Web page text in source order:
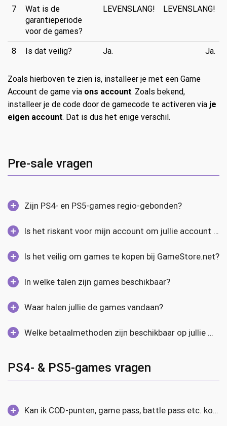
7
Wat is de
garantieperiode
voor de games?
LEVENSLANG! LEVENSLANG!
8 Is dat veilig? Ja. Ja.
Zoals hierboven te zien is, installeer je met een Game
Account de game via ons account. Zoals bekend,
installeer je de code door de gamecode te activeren via je
eigen account. Dat is dus het enige verschil.
Pre-sale vragen
Zijn PS4- en PS5-games regio-gebonden?
Is het riskant voor mijn account om jullie account op mijn console te hebben?
Is het veilig om games te kopen bij GameStore.net?
In welke talen zijn games beschikbaar?
Waar halen jullie de games vandaan?
Welke betaalmethoden zijn beschikbaar op jullie website?
PS4- & PS5-games vragen
Kan ik COD-punten, game pass, battle pass etc. kopen via mijn eigen account?